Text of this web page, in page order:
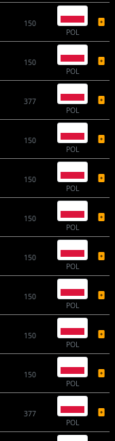
150
POL
150
POL
377
POL
150
POL
150
POL
150
POL
150
POL
150
POL
150
POL
150
POL
377
POL